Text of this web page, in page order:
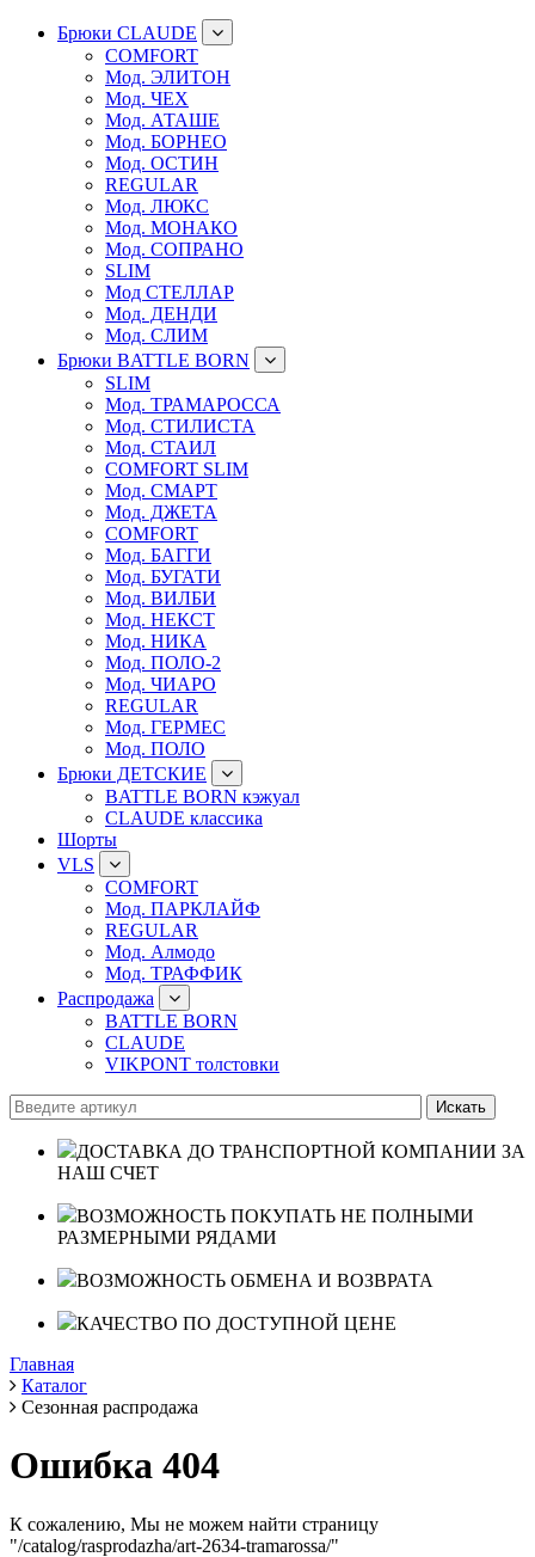
Брюки CLAUDE
COMFORT
Мод. ЭЛИТОН
Мод. ЧЕХ
Мод. АТАШЕ
Мод. БОРНЕО
Мод. ОСТИН
REGULAR
Мод. ЛЮКС
Мод. МОНАКО
Мод. СОПРАНО
SLIM
Мод СТЕЛЛАР
Мод. ДЕНДИ
Мод. СЛИМ
Брюки BATTLE BORN
SLIM
Мод. ТРАМАРОССА
Мод. СТИЛИСТА
Мод. СТАИЛ
COMFORT SLIM
Мод. СМАРТ
Мод. ДЖЕТА
COMFORT
Мод. БАГГИ
Мод. БУГАТИ
Мод. ВИЛБИ
Мод. НЕКСТ
Мод. НИКА
Мод. ПОЛО-2
Мод. ЧИАРО
REGULAR
Мод. ГЕРМЕС
Мод. ПОЛО
Брюки ДЕТСКИЕ
BATTLE BORN кэжуал
CLAUDE классика
Шорты
VLS
COMFORT
Мод. ПАРКЛАЙФ
REGULAR
Мод. Алмодо
Мод. ТРАФФИК
Распродажа
BATTLE BORN
CLAUDE
VIKPONT толстовки
ДОСТАВКА ДО ТРАНСПОРТНОЙ КОМПАНИИ ЗА
НАШ СЧЕТ
ВОЗМОЖНОСТЬ ПОКУПАТЬ НЕ ПОЛНЫМИ
РАЗМЕРНЫМИ РЯДАМИ
ВОЗМОЖНОСТЬ ОБМЕНА И ВОЗВРАТА
КАЧЕСТВО ПО ДОСТУПНОЙ ЦЕНЕ
Главная
Каталог
Сезонная распродажа
Ошибка 404
К сожалению, Мы не можем найти страницу
"/catalog/rasprodazha/art-2634-tramarossa/"